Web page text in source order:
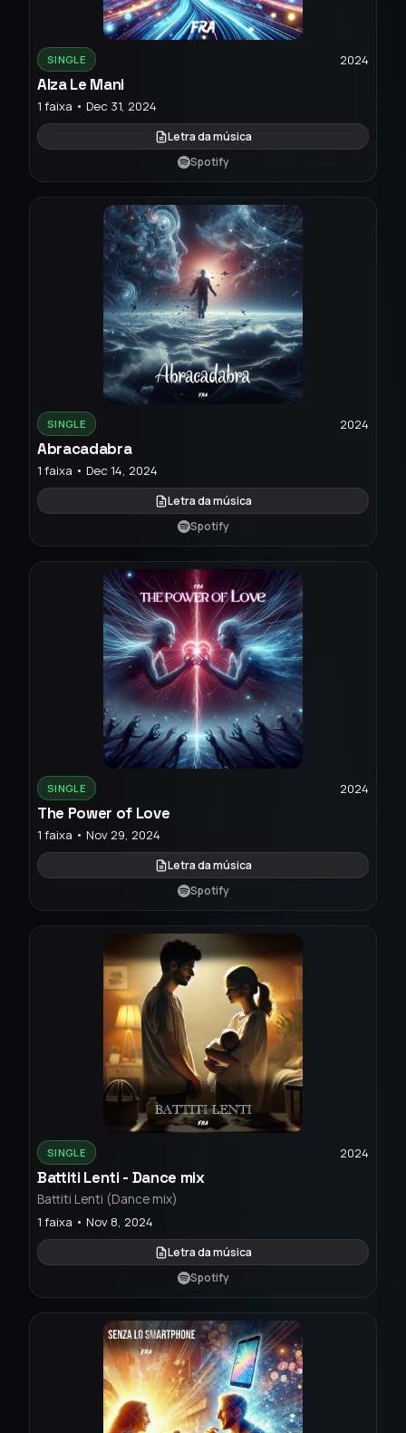
SINGLE 2024
Alza Le Mani
1 faixa • Dec 31, 2024
Letra da música
Spotify
SINGLE 2024
Abracadabra
1 faixa • Dec 14, 2024
Letra da música
Spotify
SINGLE 2024
The Power of Love
1 faixa • Nov 29, 2024
Letra da música
Spotify
SINGLE 2024
Battiti Lenti - Dance mix
Battiti Lenti (Dance mix)
1 faixa • Nov 8, 2024
Letra da música
Spotify